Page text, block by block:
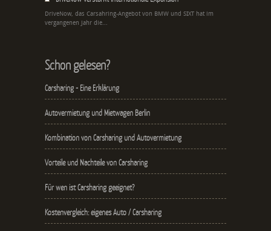
DriveNow, das Carsahring-Angebot von BMW und SIXT hat im
vergangenen Jahr die...
Schon gelesen?
Carsharing - Eine Erklärung
Autovermietung und Mietwagen Berlin
Kombination von Carsharing und Autovermietung
Vorteile und Nachteile von Carsharing
Für wen ist Carsharing geeignet?
Kostenvergleich: eigenes Auto / Carsharing